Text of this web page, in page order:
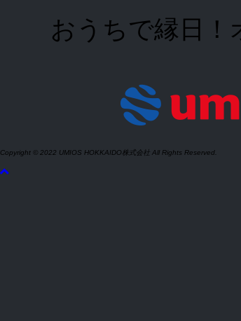
おうちで縁日！
Copyright © 2022 UMIOS HOKKAIDO株式会社 All Rights Reserved.